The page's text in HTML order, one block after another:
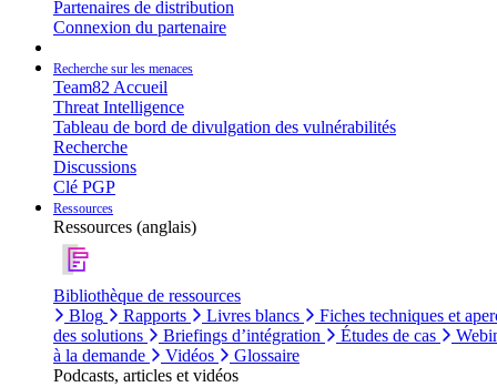
Partenaires de distribution
Connexion du partenaire
Recherche sur les menaces
Team82 Accueil
Threat Intelligence
Tableau de bord de divulgation des vulnérabilités
Recherche
Discussions
Clé PGP
Ressources
Ressources (anglais)
Bibliothèque de ressources
Blog
Rapports Livres blancs
Fiches techniques et
des solutions
Briefings d’intégration Études de cas
à la demande
Vidéos
Glossaire
Podcasts, articles et vidéos